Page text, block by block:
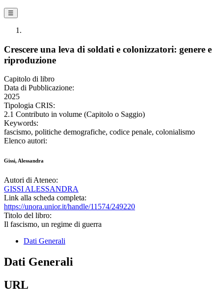
☰
Crescere una leva di soldati e colonizzatori: genere e
riproduzione
Capitolo di libro
Data di Pubblicazione:
2025
Tipologia CRIS:
2.1 Contributo in volume (Capitolo o Saggio)
Keywords:
fascismo, politiche demografiche, codice penale, colonialismo
Elenco autori:
Gissi, Alessandra
Autori di Ateneo:
GISSI ALESSANDRA
Link alla scheda completa:
https://unora.unior.it/handle/11574/249220
Titolo del libro:
Il fascismo, un regime di guerra
Dati Generali
Dati Generali
URL